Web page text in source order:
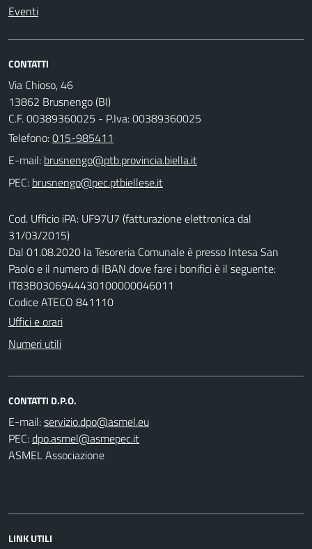
Eventi
CONTATTI
Via Chioso, 46
13862 Brusnengo (BI)
C.F. 00389360025 - P.Iva: 00389360025
Telefono:015-985411
E-mail:
PEC:
Cod. Ufficio iPA: UF97U7 (fatturazione elettronica dal
31/03/2015)
Dal 01.08.2020 la Tesoreria Comunale è presso Intesa San
Paolo e il numero di IBAN dove fare i bonifici è il seguente:
IT83B0306944430100000046011
Codice ATECO 841110
Uffici e orari
Numeri utili
CONTATTI D.P.O.
E-mail:
PEC:
ASMEL Associazione
LINK UTILI